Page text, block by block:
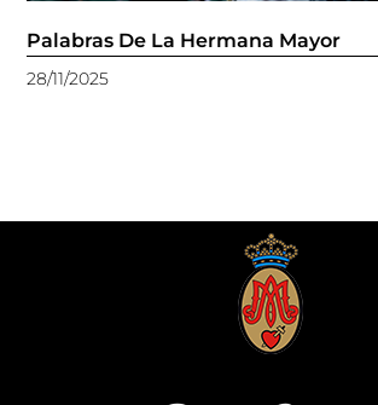
Palabras De La Hermana Mayor
28/11/2025